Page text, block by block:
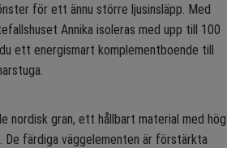
för ett ännu större ljusinsläpp. Med
Annika isoleras med upp till 100
ett energismart komplementboende till
nordisk gran, ett hållbart material med hög
De färdiga väggelementen är förstärkta